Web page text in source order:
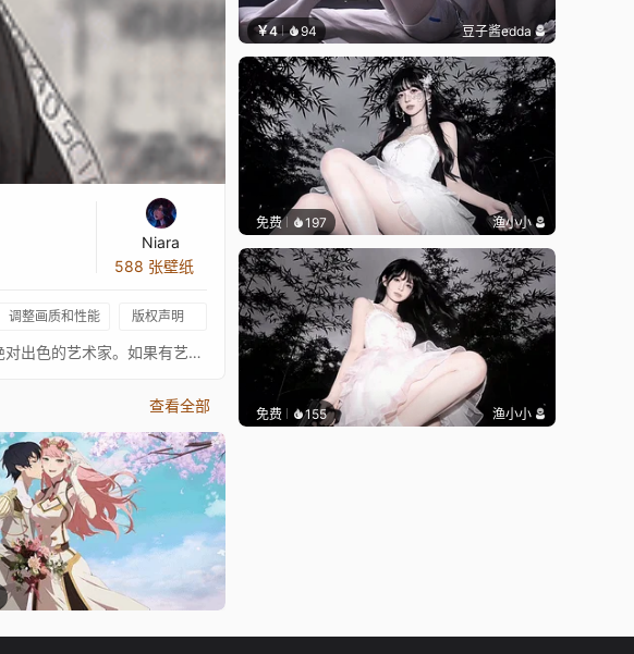
Niara
588 张壁纸
调整画质和性能 版权声明
〖 这张壁纸不是我画的，真正的艺术家总是在 ↓这里↓。我只是给这些图片添加动画以供娱乐。请支持这位绝对出色的艺术家。如果有艺术家不希望这张壁纸出现在这里，请联系我，我会将其移除。〗Digital Art by Sciamano240: https://www.deviantart.com/sciamano240⠀⠀↓↓↓↓↓↓↓⠀⠀★ 你可以在这里查看我收藏的已批准壁纸 ★⠀⠀↓↓↓↓↓↓↓⠀⠀
查看全部
￥4 94 豆子酱edda
免费 197 渔小小
免费 155 渔小小